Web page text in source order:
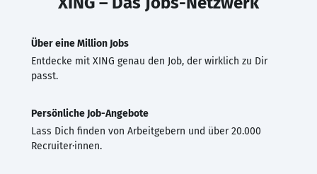
Über eine Million Jobs
Entdecke mit XING genau den Job, der wirklich zu Dir
passt.
Persönliche Job-Angebote
Lass Dich finden von Arbeitgebern und über 20.000
Recruiter·innen.